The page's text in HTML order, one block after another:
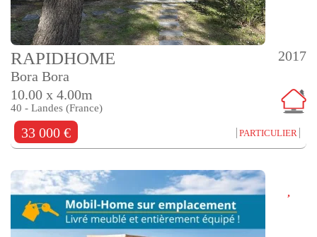
2017
RAPIDHOME
Bora Bora
10.00 x 4.00m
40 - Landes (France)
33 000 € PARTICULIER